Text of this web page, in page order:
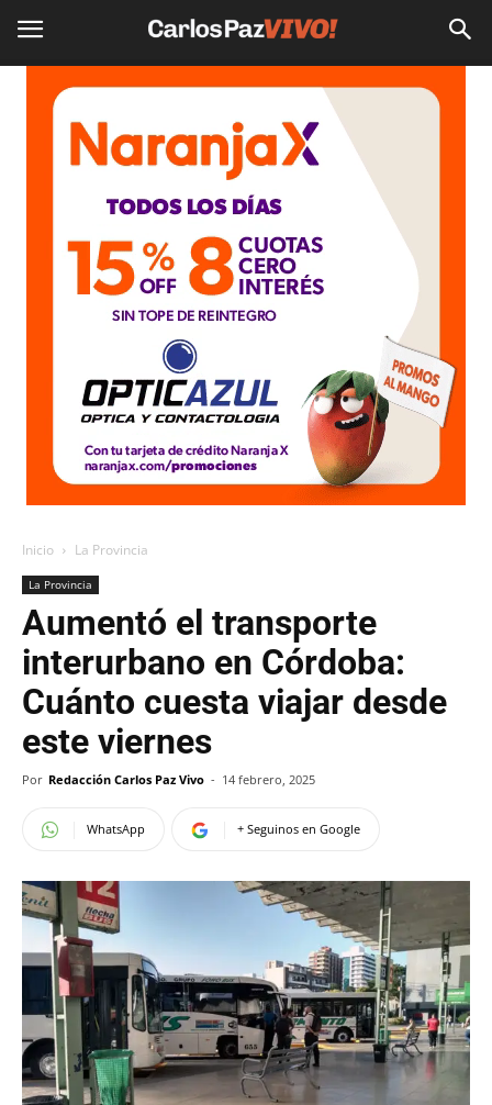
Inicio La Provincia
La Provincia
Aumentó el transporte
interurbano en Córdoba:
Cuánto cuesta viajar desde
este viernes
Por Redacción Carlos Paz Vivo - 14 febrero, 2025
WhatsApp + Seguinos en Google